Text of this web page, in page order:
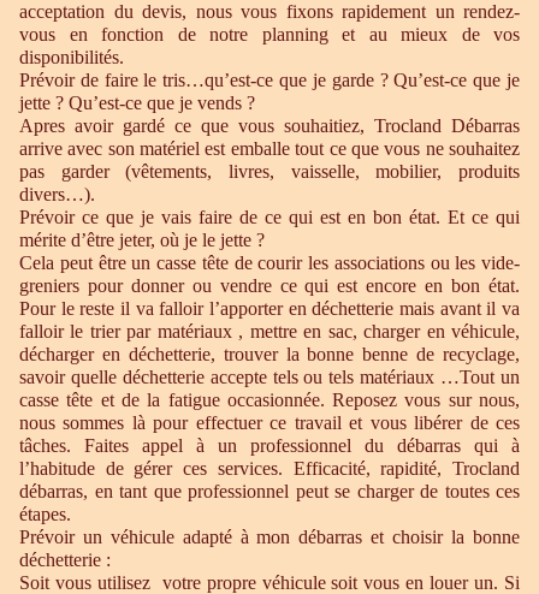
acceptation du devis, nous vous fixons rapidement un rendez-
vous en fonction de notre planning et au mieux de vos
disponibilités.
Prévoir de faire le tris…qu’est-ce que je garde ? Qu’est-ce que je
jette ? Qu’est-ce que je vends ?
Apres avoir gardé ce que vous souhaitiez, Trocland Débarras
arrive avec son matériel est emballe tout ce que vous ne souhaitez
pas garder (vêtements, livres, vaisselle, mobilier, produits
divers…).
Prévoir ce que je vais faire de ce qui est en bon état. Et ce qui
mérite d’être jeter, où je le jette ?
Cela peut être un casse tête de courir les associations ou les vide-
greniers pour donner ou vendre ce qui est encore en bon état.
Pour le reste il va falloir l’apporter en déchetterie mais avant il va
falloir le trier par matériaux , mettre en sac, charger en véhicule,
décharger en déchetterie, trouver la bonne benne de recyclage,
savoir quelle déchetterie accepte tels ou tels matériaux …Tout un
casse tête et de la fatigue occasionnée. Reposez vous sur nous,
nous sommes là pour effectuer ce travail et vous libérer de ces
tâches. Faites appel à un professionnel du débarras qui à
l’habitude de gérer ces services. Efficacité, rapidité, Trocland
débarras, en tant que professionnel peut se charger de toutes ces
étapes.
Prévoir un véhicule adapté à mon débarras et choisir la bonne
déchetterie :
Soit vous utilisez votre propre véhicule soit vous en louer un. Si